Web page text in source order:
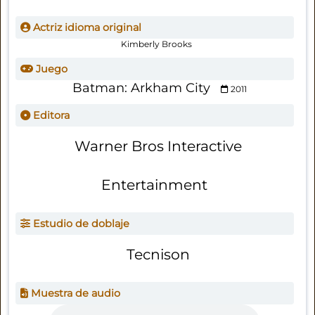
Actriz idioma original
Kimberly Brooks
Juego
Batman: Arkham City 2011
Editora
Warner Bros Interactive
Entertainment
Estudio de doblaje
Tecnison
Muestra de audio